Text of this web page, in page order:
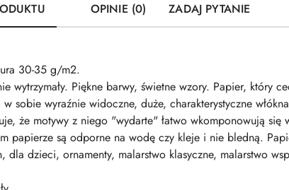
OPINIE (0) ZADAJ PYTANIE
30-35 g/m2.
wytrzymały. Piękne barwy, świetne wzory. Papier, który
sobie wyraźnie widoczne, duże, charakterystyczne
że motywy z niego "wydarte" łatwo wkomponowują się
papierze są odporne na wodę czy kleje i nie bledną.
dzieci, ornamenty, malarstwo klasyczne, malarstwo